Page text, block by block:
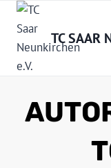
Zum
Inhalt
springen TC SAAR